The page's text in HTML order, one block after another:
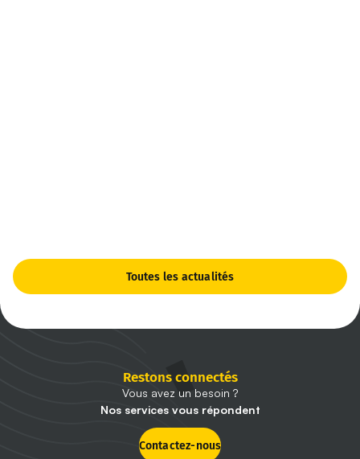
Toutes les actualités
Restons connectés
Vous avez un besoin ?
Nos services vous répondent
Contactez-nous